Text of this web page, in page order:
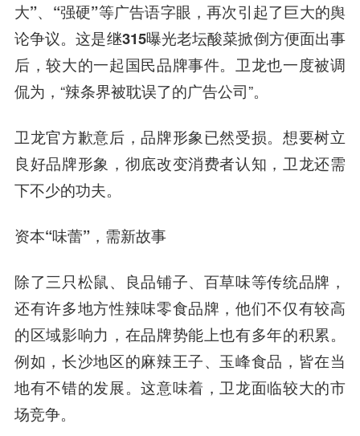
大”、“强硬”等广告语字眼，再次引起了巨大的舆
论争议。这是继315曝光老坛酸菜掀倒方便面出事
后，较大的一起国民品牌事件。卫龙也一度被调
侃为，“辣条界被耽误了的广告公司”。
卫龙官方歉意后，品牌形象已然受损。想要树立
良好品牌形象，彻底改变消费者认知，卫龙还需
下不少的功夫。
资本“味蕾”，需新故事
除了三只松鼠、良品铺子、百草味等传统品牌，
还有许多地方性辣味零食品牌，他们不仅有较高
的区域影响力，在品牌势能上也有多年的积累。
例如，长沙地区的麻辣王子、玉峰食品，皆在当
地有不错的发展。这意味着，卫龙面临较大的市
场竞争。